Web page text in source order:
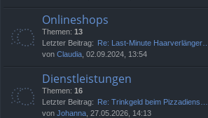
Onlineshops
Themen: 13
Letzter Beitrag: Re: Last-Minute Haarverlänger…
von Claudia , 02.09.2024, 13:54
Dienstleistungen
Themen: 16
Letzter Beitrag: Re: Trinkgeld beim Pizzadiens…
von Johanna , 27.05.2026, 14:13